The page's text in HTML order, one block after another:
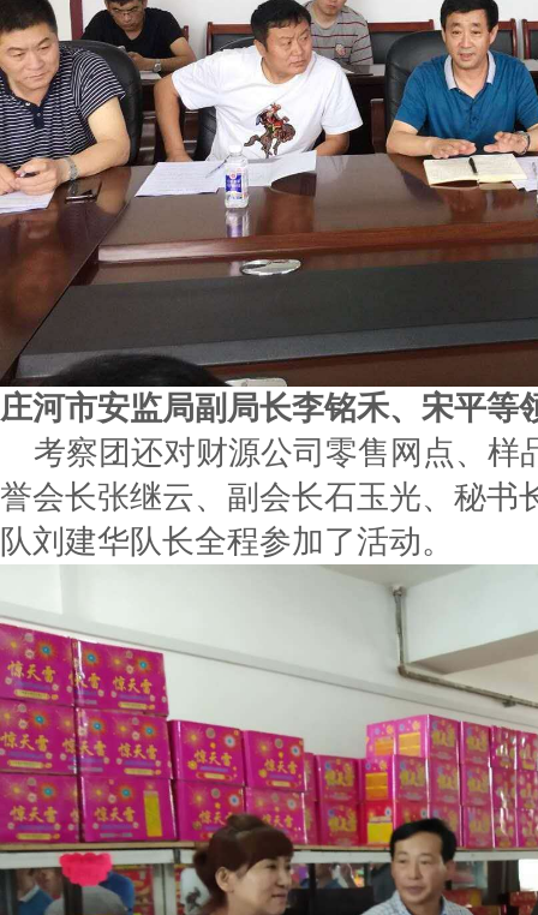
庄河市安监局副局长李铭禾、宋平等
考察团还对财源公司零售网点、样
誉会长张继云、副会长石玉光、秘书
队刘建华队长全程参加了活动。